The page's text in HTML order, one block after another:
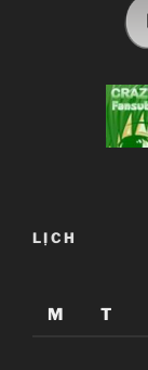
LỊCH
M
T